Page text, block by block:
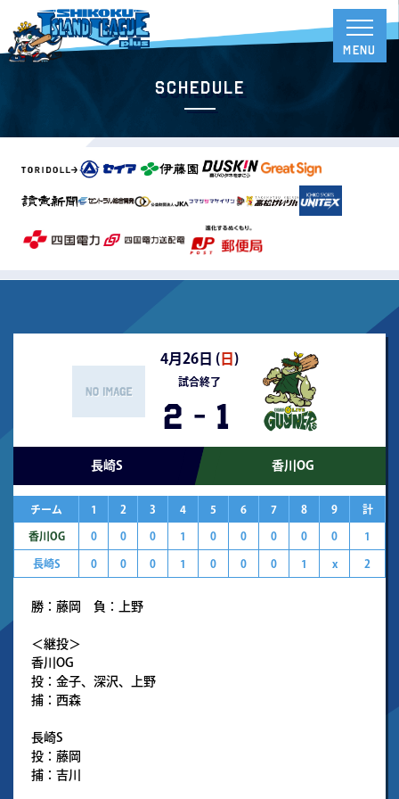
Schedule
4月26日 ( 日 )
試合終了
2 - 1
長崎S 香川OG
チーム 1 2 3 4 5 6 7 8 9 計
香川OG 0 0 0 1 0 0 0 0 0 1
長崎S 0 0 0 1 0 0 0 1 x 2
勝：藤岡 負：上野
＜継投＞
香川OG
投：金子、深沢、上野
捕：西森
長崎S
投：藤岡
捕：吉川